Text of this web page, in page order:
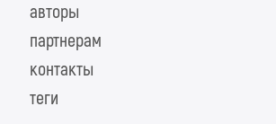
авторы
партнерам
контакты
теги